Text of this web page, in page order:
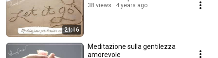
21:16
38 views 4 years ago
Meditazione sulla gentilezza
amorevole